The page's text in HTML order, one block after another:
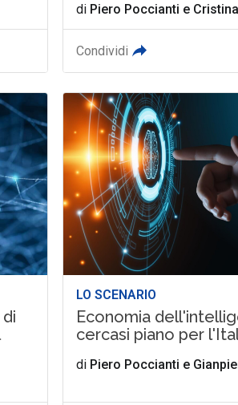
di Piero Poccianti e
Condividi
LO SCENARIO
Economia
cercasi piano per
di Piero Poccianti e